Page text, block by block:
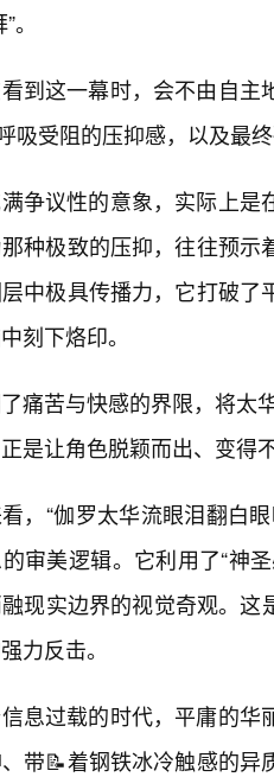
。
到这一幕时，会不由自
吸受阻的压抑感，以及最
争议性的意象，实际上是
种极致的压抑，往往预
中极具传播力，它打破
刻下烙印。
痛苦与快感的界限，将太
是让角色脱颖而出、变得
，“伽罗太华流眼泪翻白
审美逻辑。它利用了“神
现实边界的视觉奇观。
力反击。
息过载的时代，平庸的华
带📝着钢铁冰冷触感的